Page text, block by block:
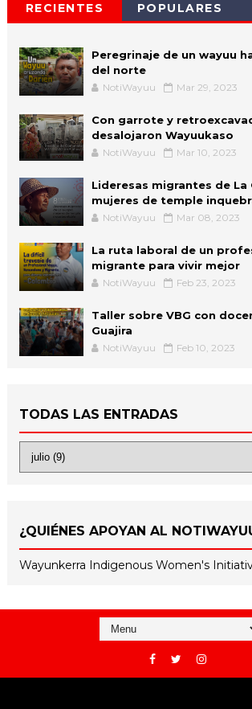
RECIENTES POPULARES
Peregrinaje de un wayuu
del norte
NotiWayuu Mar 29, 2023
Con garrote y
desalojaron Wayuukaso
NotiWayuu Mar 10, 2023
Lideresas migrantes de La
mujeres de temple
NotiWayuu Mar 08, 2023
La ruta laboral de un
migrante para vivir mejor
NotiWayuu Feb 23, 2023
Taller sobre VBG con
Guajira
NotiWayuu Feb 10, 2023
TODAS LAS ENTRADAS
¿QUIÉNES APOYAN AL
Wayunkerra Indigenous Women's